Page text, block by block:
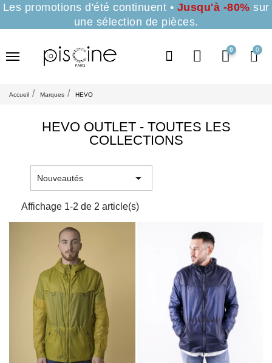
Les promotions d'été continuent • Jusqu'à -80% sur
une sélection de pièces.
0
Accueil Marques HEVO
HEVO OUTLET - TOUTES LES
COLLECTIONS
Nouveautés 
Affichage 1-2 de 2 article(s)